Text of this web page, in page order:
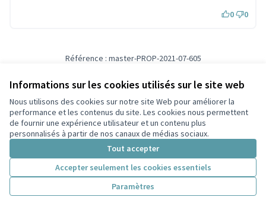
Informations sur les cookies utilisés sur le site web
Nous utilisons des cookies sur notre site Web pour améliorer la
performance et les contenus du site. Les cookies nous permettent
de fournir une expérience utilisateur et un contenu plus
personnalisés à partir de nos canaux de médias sociaux.
Tout accepter
Accepter seulement les cookies essentiels
Paramètres
0 0
Référence : master-PROP-2021-07-605
Conditions d'utilisation
Paramètres des cookies
Participez Villeurbanne sur X
(Lien externe)
Participez Villeurbanne sur Facebook
Participez Villeurbanne sur Instagram
Participez Villeurbanne sur YouTube
(Lien externe)
Site réalisé grâce aulogiciel libre Decidim .
Licence
(Lien